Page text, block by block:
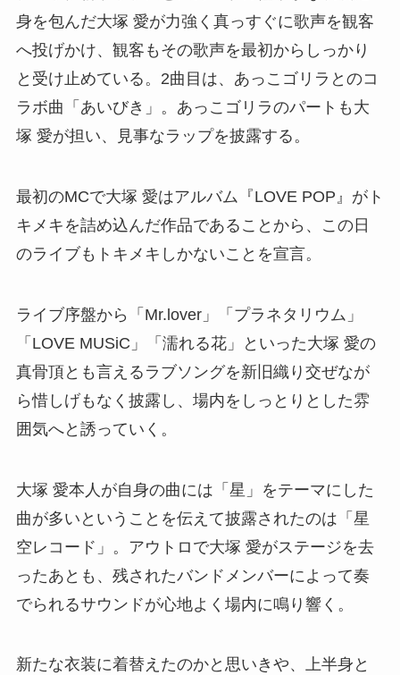
身を包んだ大塚 愛が力強く真っすぐに歌声を観客
へ投げかけ、観客もその歌声を最初からしっかり
と受け止めている。2曲目は、あっこゴリラとのコ
ラボ曲「あいびき」。あっこゴリラのパートも大
塚 愛が担い、見事なラップを披露する。
最初のMCで大塚 愛はアルバム『LOVE POP』がト
キメキを詰め込んだ作品であることから、この日
のライブもトキメキしかないことを宣言。
ライブ序盤から「Mr.lover」「プラネタリウム」
「LOVE MUSiC」「濡れる花」といった大塚 愛の
真骨頂とも言えるラブソングを新旧織り交ぜなが
ら惜しげもなく披露し、場内をしっとりとした雰
囲気へと誘っていく。
大塚 愛本人が自身の曲には「星」をテーマにした
曲が多いということを伝えて披露されたのは「星
空レコード」。アウトロで大塚 愛がステージを去
ったあとも、残されたバンドメンバーによって奏
でられるサウンドが心地よく場内に鳴り響く。
新たな衣装に着替えたのかと思いきや、上半身と